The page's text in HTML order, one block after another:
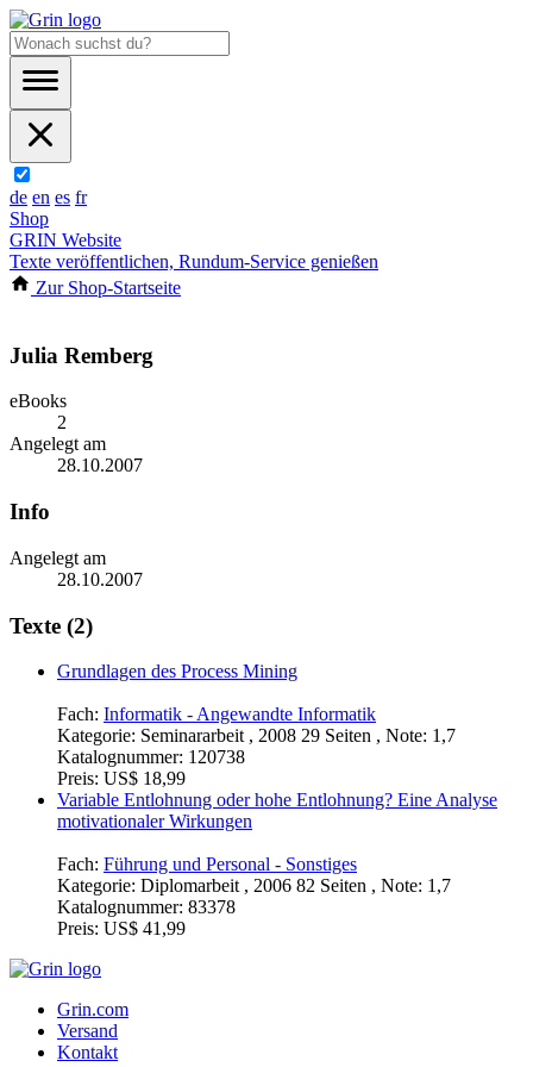
de en es fr
Shop
GRIN Website
Texte veröffentlichen, Rundum-Service genießen
Zur Shop-Startseite
Julia Remberg
eBooks
2
Angelegt am
28.10.2007
Info
Angelegt am
28.10.2007
Texte (2)
Grundlagen des Process Mining
Fach: Informatik - Angewandte Informatik
Kategorie: Seminararbeit , 2008 29 Seiten , Note: 1,7
Katalognummer: 120738
Preis: US$ 18,99
Variable Entlohnung oder hohe Entlohnung? Eine Analyse
motivationaler Wirkungen
Fach:Führung und Personal - Sonstiges
Kategorie:Diplomarbeit , 2006 82 Seiten , Note: 1,7
Katalognummer:
Grin.com
Versand